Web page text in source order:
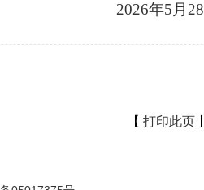
5 月 28
【 打印此页